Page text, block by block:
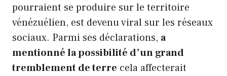
pourraient se produire sur le territoire
vénézuélien, est devenu viral sur les réseaux
sociaux. Parmi ses déclarations, a
mentionné la possibilité d’un grand
tremblement de terre cela affecterait